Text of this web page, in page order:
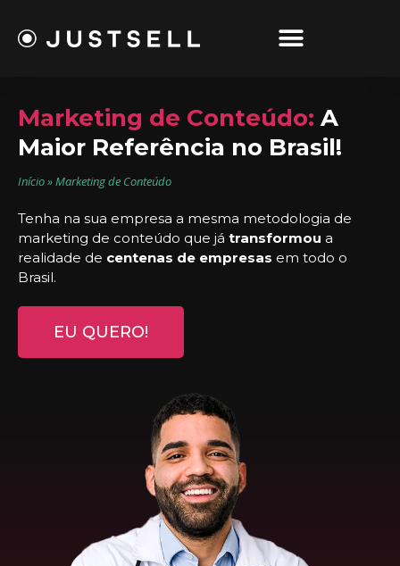
para
Marketing de Conteúdo: A
Maior Referência no Brasil!
Início»Marketing de Conteúdo
Tenha na sua empresa a mesma metodologia de
marketing de conteúdo que já transformou a
realidade de centenas de empresas em todo o
Brasil.
EU QUERO!